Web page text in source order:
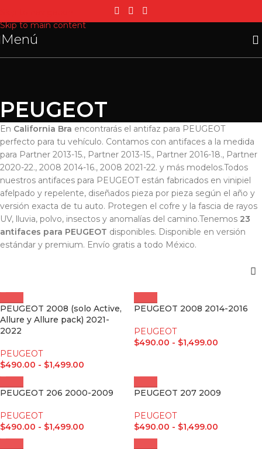
Skip to main content
Menú
PEUGEOT
En California Bra encontrarás el antifaz para PEUGEOT
perfecto para tu vehículo. Contamos con antifaces a la medida
para Partner 2013-15., Partner 2013-15., Partner 2016-18., Partner
2020-22., 2008 2014-16., 2008 2021-22. y más modelos.Todos
nuestros antifaces para PEUGEOT están fabricados en vinipiel
afelpado y repelente, diseñados pieza por pieza según el año y
versión exacta de tu auto. Protegen el cofre y la fascia de rayos
UV, lluvia, polvo, insectos y anomalías del camino.Tenemos 23
antifaces para PEUGEOT disponibles. Disponible en versión
estándar y premium. Envío gratis a todo México.
PEUGEOT 2008 (solo Active,
Allure y Allure pack) 2021-
2022
PEUGEOT
$490.00 - $1,499.00
PEUGEOT 2008 2014-2016
PEUGEOT
$490.00 - $1,499.00
PEUGEOT 206 2000-2009
PEUGEOT
$490.00 - $1,499.00
PEUGEOT 207 2009
PEUGEOT
$490.00 - $1,499.00